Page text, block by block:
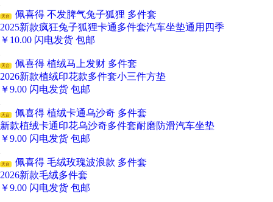
天台
佩喜得 不发脾气兔子狐狸 多件套
2025新款疯狂兔子狐狸卡通多件套汽车坐垫通用四季
￥ 10.00 闪电发货 包邮
天台
佩喜得 植绒马上发财 多件套
2026新款植绒印花款多件套小三件方垫
￥9.00 闪电发货 包邮
天台
佩喜得 植绒卡通乌沙奇 多件套
新款植绒卡通印花乌沙奇多件套耐磨防滑汽车坐垫
￥9.00 闪电发货 包邮
天台
佩喜得 毛绒玫瑰波浪款 多件套
2026新款毛绒多件套
￥9.00 闪电发货 包邮